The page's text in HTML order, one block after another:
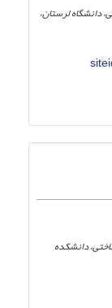
دانشگاه لرستان،
دانشکده